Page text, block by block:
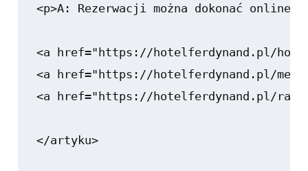
<p>A: Rezerwacji można dokonać
<a href="https://hotelferdynand.pl/
<a href="https://hotelferdynand.pl/
<a href="https://hotelferdynand.pl/